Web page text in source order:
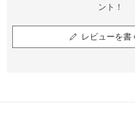
ント！
レビューを書